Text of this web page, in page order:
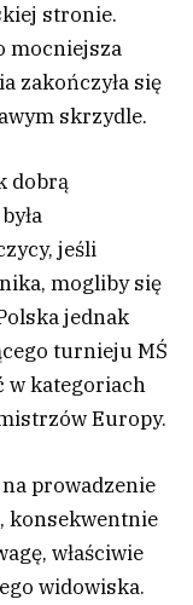
stronie.
mocniejsza
zakończyła się
skrzydle.
dobrą
jeśli
mogliby się
jednak
turnieju MŚ
w kategoriach
Europy.
prowadzenie
konsekwentnie
właściwie
widowiska.